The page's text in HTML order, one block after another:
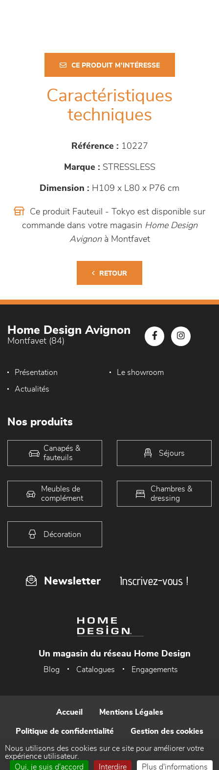
CE PRODUIT M'INTÉRESSE
Caractéristiques
techniques
Référence : 10227
Marque : STRESSLESS
Dimension : H109 x L80 x P76 cm
Ce produit Fauteuil - Tokyo est disponible sur
commande dans votre magasin Home Design
Avignonà Montfavet
RETOUR
Home Design Avignon
Montfavet (84)
Présentation Le showroom
Actualités
Nos produits
Canapés &
fauteuils
Séjours
Meubles de
complément
Chambres &
dressing
Décoration
Newsletter Inscrivez-vous !
Un magasin du réseau Home Design
Blog Catalogues Engagements
Accueil Mentions Légales
Politique de confidentialité Gestion des cookies
Contact
Nous utilisons des cookies sur ce site pour améliorer votre
expérience utilisateur.
Oui, je suis d'accord
Interdire Plus d'informations